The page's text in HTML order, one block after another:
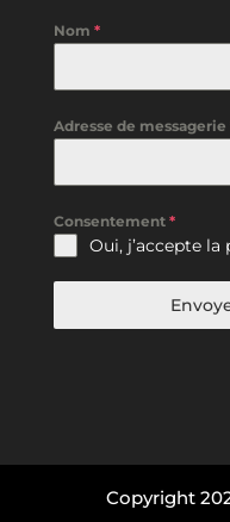
Nom *
Adresse de messagerie
Consentement *
Oui, j’accepte la
Copyright